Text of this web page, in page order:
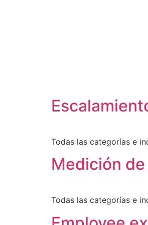
Todas las categorías e
Medición
Todas las categorías e